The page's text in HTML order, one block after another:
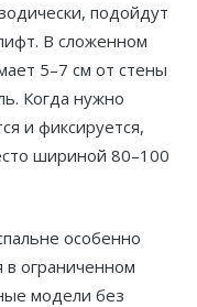
подойдут
В сложенном
5–7 см от стены
Когда нужно
и фиксируется,
шириной 80–100
особенно
в ограниченном
модели без